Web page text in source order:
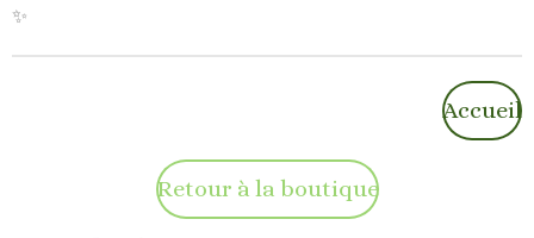
✨
Accueil
Retour à la boutique